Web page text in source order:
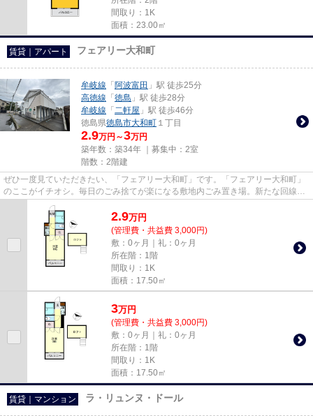
間取り：1K
面積：23.00㎡
賃貸｜アパート フェアリー大和町
牟岐線 「 阿波富田 」駅 徒歩25分
高徳線 「 徳島 」駅 徒歩28分
牟岐線 「 二軒屋 」駅 徒歩46分
徳島県徳島市大和町 １丁目
2.9万円～3万円
築年数：築34年 ｜募集中： 2室
階数：2階建
ぜひ一度見ていただきたい、「フェアリー大和町」です。「フェアリー大和町」
のここがイチオシ。毎日のごみ捨てが楽になる敷地内ごみ置き場。新たな回線工
事の必要ない、インターネッ...
2.9万円
(管理費・共益費 3,000円)
敷：0ヶ月｜礼：0ヶ月
所在階：1階
間取り：1K
面積：17.50㎡
3万円
(管理費・共益費 3,000円)
敷：0ヶ月｜礼：0ヶ月
所在階：1階
間取り：1K
面積：17.50㎡
賃貸｜マンション ラ・リュンヌ・ドール